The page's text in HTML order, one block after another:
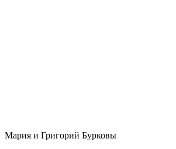
Мария и Григорий Бурковы